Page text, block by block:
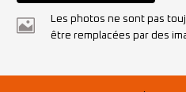
Les photos ne sont pas
être remplacées par des